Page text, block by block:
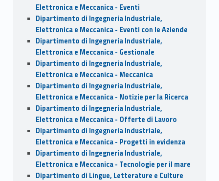
Elettronica e Meccanica - Eventi
Dipartimento di Ingegneria Industriale,
Elettronica e Meccanica - Eventi con le Aziende
Dipartimento di Ingegneria Industriale,
Elettronica e Meccanica - Gestionale
Dipartimento di Ingegneria Industriale,
Elettronica e Meccanica - Meccanica
Dipartimento di Ingegneria Industriale,
Elettronica e Meccanica - Notizie per la Ricerca
Dipartimento di Ingegneria Industriale,
Elettronica e Meccanica - Offerte di Lavoro
Dipartimento di Ingegneria Industriale,
Elettronica e Meccanica - Progetti in evidenza
Dipartimento di Ingegneria Industriale,
Elettronica e Meccanica - Tecnologie per il mare
Dipartimento di Lingue, Letterature e Culture